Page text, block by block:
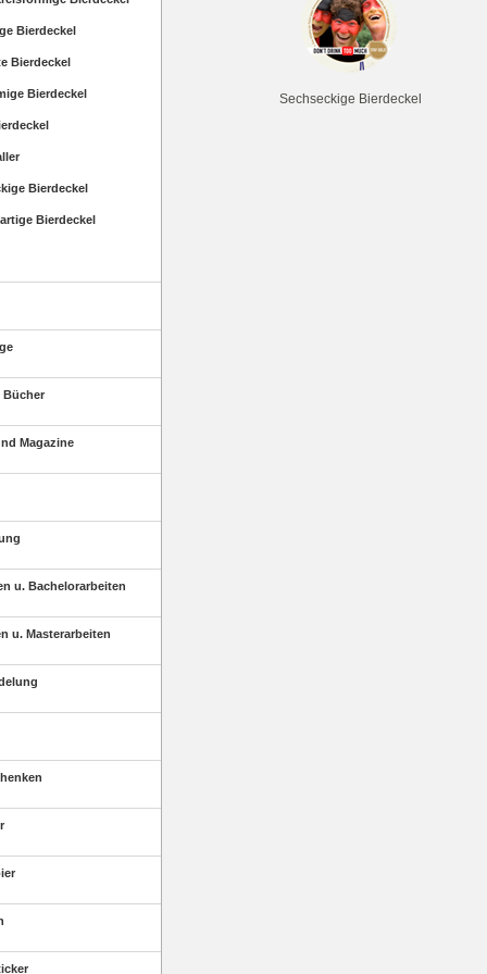
Bierdeckel
Bierdeckel
Bierdeckel
Bierdeckel
Bierdeckel
Bücher
Magazine
u. Bachelorarbeiten
u. Masterarbeiten
Sechseckige Bierdeckel